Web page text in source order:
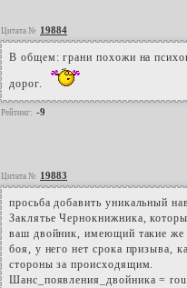
Цитата № 19884
В общем: грани похожи на
дорог.
Рейтинг: -9
Цитата № 19883
просьба добавить уникальный
Заклятье Чернокнижника,
ваш двойник, имеющий такие же
боя, у него нет срока призыва,
стороны за происходящим.
Шанс_появления_двойника =